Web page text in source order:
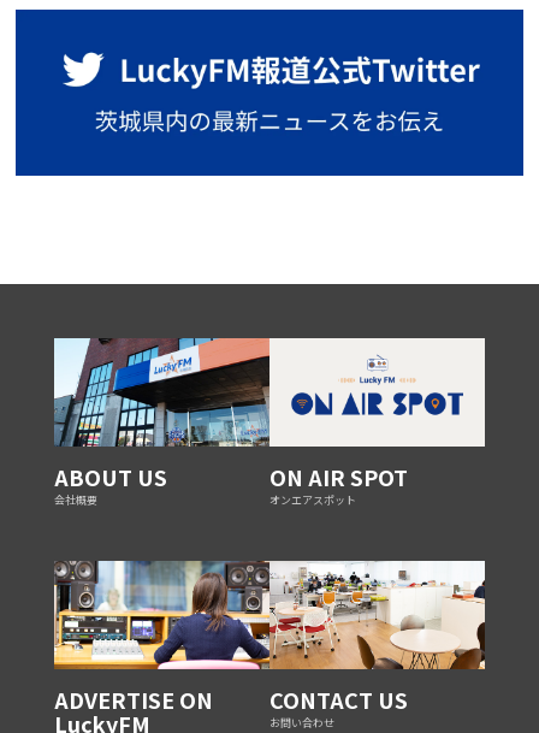
ABOUT US
会社概要
ON AIR SPOT
オンエアスポット
ADVERTISE ON
LuckyFM
CONTACT US
お問い合わせ